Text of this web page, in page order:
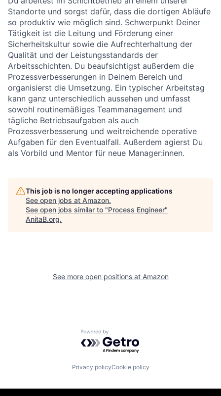
Standorte und sorgst dafür, dass die dortigen Abläufe
so produktiv wie möglich sind. Schwerpunkt Deiner
Tätigkeit ist die Leitung und Förderung einer
Sicherheitskultur sowie die Aufrechterhaltung der
Qualität und der Leistungsstandards der
Arbeitsschichten. Du beaufsichtigst außerdem die
Prozessverbesserungen in Deinem Bereich und
organisierst die Umsetzung. Ein typischer Arbeitstag
kann ganz unterschiedlich aussehen und umfasst
sowohl routinemäßiges Teammanagement und
tägliche Betriebsaufgaben als auch
Prozessverbesserung und weitreichende operative
Aufgaben für den Eventualfall. Außerdem agierst Du
als Vorbild und Mentor für neue Manager:innen.
This job is no longer accepting applications
See open jobs at Amazon.
See open jobs similar to "Process Engineer"
AnitaB.org.
See more open positions at Amazon
Powered by Getro.com
Privacy policyCookie policy